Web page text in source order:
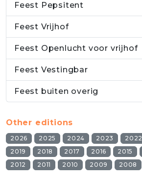
Feest Pepsitent
Feest Vrijhof
Feest Openlucht voor vrijhof
Feest Vestingbar
Feest buiten overig
Other editions
2026 2025 2024 2023 2022
2019
2018 2017 2016 2015
2012
2011 2010 2009 2008